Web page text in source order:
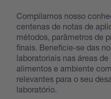
Compilamos nosso
centenas de notas de
métodos, parâmetros de
finais. Beneficie-se das
laboratoriais nas áreas
alimentos e ambiente
relevantes para o seu
laboratório.